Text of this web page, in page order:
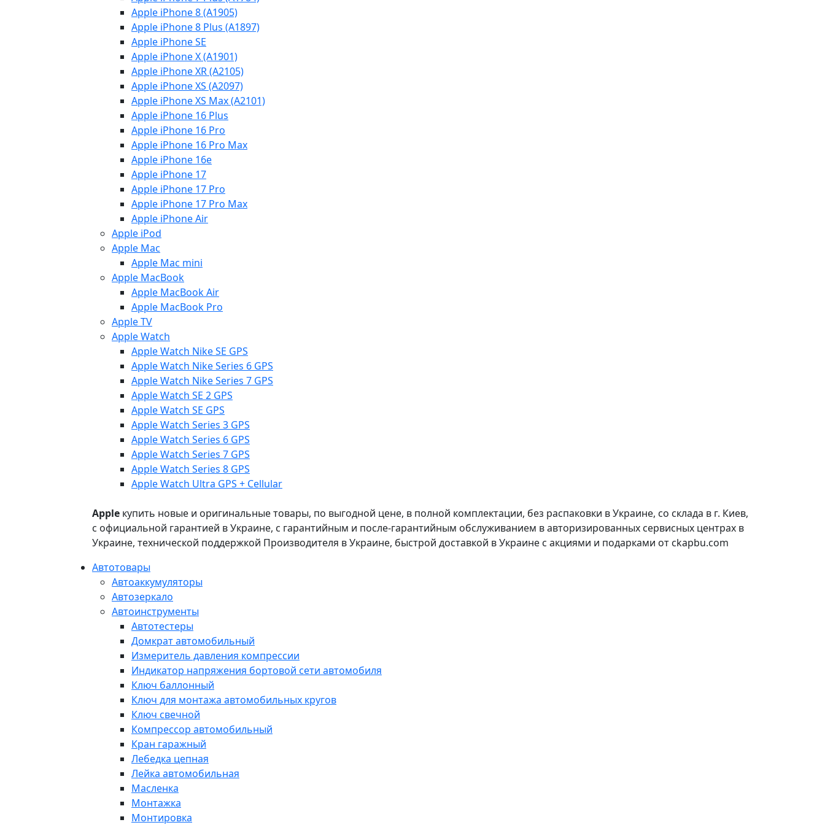
Apple iPhone 8 (A1905)
Apple iPhone 8 Plus (A1897)
Apple iPhone SE
Apple iPhone X (A1901)
Apple iPhone XR (A2105)
Apple iPhone XS (A2097)
Apple iPhone XS Max (A2101)
Apple iPhone 16 Plus
Apple iPhone 16 Pro
Apple iPhone 16 Pro Max
Apple iPhone 16e
Apple iPhone 17
Apple iPhone 17 Pro
Apple iPhone 17 Pro Max
Apple iPhone Air
Apple iPod
Apple Mac
Apple Mac mini
Apple MacBook
Apple MacBook Air
Apple MacBook Pro
Apple TV
Apple Watch
Apple Watch Nike SE GPS
Apple Watch Nike Series 6 GPS
Apple Watch Nike Series 7 GPS
Apple Watch SE 2 GPS
Apple Watch SE GPS
Apple Watch Series 3 GPS
Apple Watch Series 6 GPS
Apple Watch Series 7 GPS
Apple Watch Series 8 GPS
Apple Watch Ultra GPS + Cellular
Apple купить новые и оригинальные товары, по выгодной цене, в полной комплектации, без распаковки в Украине, со склада в г. Киев,
с официальной гарантией в Украине, с гарантийным и после-гарантийным обслуживанием в авторизированных сервисных центрах в
Украине, технической поддержкой Производителя в Украине, быстрой доставкой в Украине с акциями и подарками от ckapbu.com
Автотовары
Автоаккумуляторы
Автозеркало
Автоинструменты
Автотестеры
Домкрат автомобильный
Измеритель давления компрессии
Индикатор напряжения бортовой сети автомобиля
Ключ баллонный
Ключ для монтажа автомобильных кругов
Ключ свечной
Компрессор автомобильный
Кран гаражный
Лебедка цепная
Лейка автомобильная
Масленка
Монтажка
Монтировка